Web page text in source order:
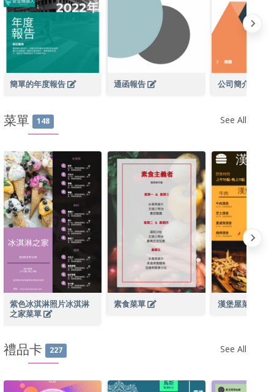
簡單的年度報告 通函報告 公司簡介報告
菜單 148 See All
紫色冰淇淋照片冰淇淋
之家菜單
素食菜單 漢堡屋菜單
禮品卡 227 See All